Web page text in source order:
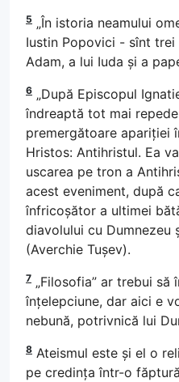
5 „În istoria neamului
Iustin Popovici - sînt trei
Adam, a lui Iuda și a
6 „După Episcopul
îndreaptă tot mai
premergătoare apariției
Hristos: Antihristul. Ea
uscarea pe tron a
acest eveniment, după
înfricoșător a ultimei
diavolului cu Dumnezeu
(Averchie Tușev).
7 „Filosofia” ar trebui să
înțelepciune, dar aici e
nebună, potrivnică lui
8 Ateismul este și el o
pe credința într-o